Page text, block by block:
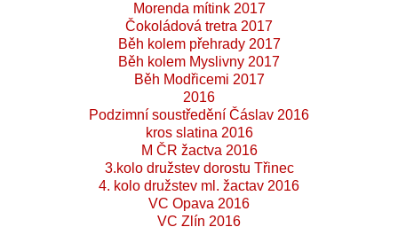
Morenda mítink 2017
Čokoládová tretra 2017
Běh kolem přehrady 2017
Běh kolem Myslivny 2017
Běh Modřicemi 2017
2016
Podzimní soustředění Čáslav 2016
kros slatina 2016
M ČR žactva 2016
3.kolo družstev dorostu Třinec
4. kolo družstev ml. žactav 2016
VC Opava 2016
VC Zlín 2016